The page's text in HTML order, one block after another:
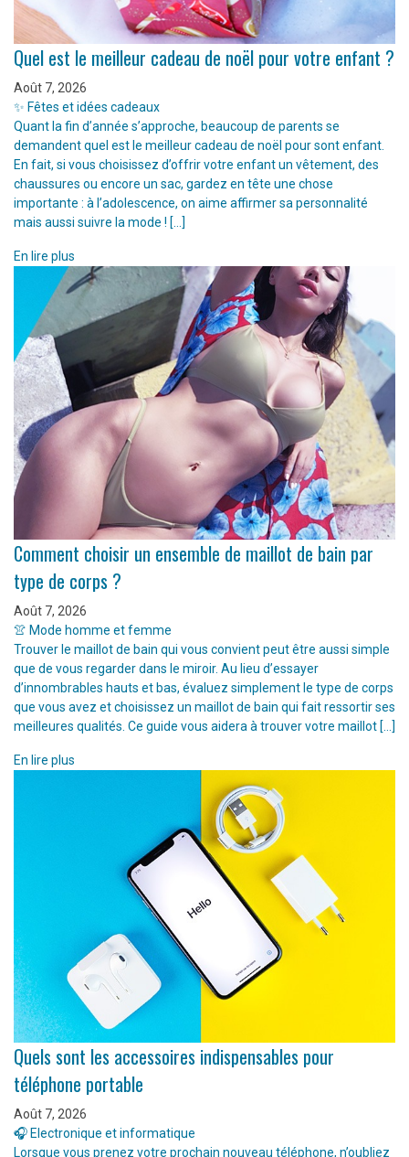
Quel est le meilleur cadeau de noël pour votre enfant ?
Août 7, 2026
✨ Fêtes et idées cadeaux
Quant la fin d’année s’approche, beaucoup de parents se
demandent quel est le meilleur cadeau de noël pour sont enfant.
En fait, si vous choisissez d’offrir votre enfant un vêtement, des
chaussures ou encore un sac, gardez en tête une chose
importante : à l’adolescence, on aime affirmer sa personnalité
mais aussi suivre la mode ! […]
En lire plus
Comment choisir un ensemble de maillot de bain par
type de corps ?
Août 7, 2026
👚 Mode homme et femme
Trouver le maillot de bain qui vous convient peut être aussi simple
que de vous regarder dans le miroir. Au lieu d’essayer
d’innombrables hauts et bas, évaluez simplement le type de corps
que vous avez et choisissez un maillot de bain qui fait ressortir ses
meilleures qualités. Ce guide vous aidera à trouver votre maillot […]
En lire plus
Quels sont les accessoires indispensables pour
téléphone portable
Août 7, 2026
🎧 Electronique et informatique
Lorsque vous prenez votre prochain nouveau téléphone, n’oubliez